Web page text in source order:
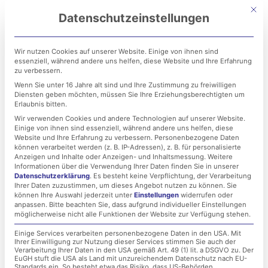
springen
Hacker: Alles was Sie
wissen müssen!
9. Januar 2023
Mit
Datenschutzeinstellungen
Wir nutzen Cookies auf unserer Website. Einige von ihnen sind
essenziell, während andere uns helfen, diese Website und Ihre Erfahrung
zu verbessern.
Wenn Sie unter 16 Jahre alt sind und Ihre Zustimmung zu freiwilligen
Diensten geben möchten, müssen Sie Ihre Erziehungsberechtigten um
Erlaubnis bitten.
Wir verwenden Cookies und andere Technologien auf unserer Website.
Einige von ihnen sind essenziell, während andere uns helfen, diese
Website und Ihre Erfahrung zu verbessern. Personenbezogene Daten
können verarbeitet werden (z. B. IP-Adressen), z. B. für personalisierte
Anzeigen und Inhalte oder Anzeigen- und Inhaltsmessung. Weitere
Informationen über die Verwendung Ihrer Daten finden Sie in unserer
Datenschutzerklärung. Es besteht keine Verpflichtung, der Verarbeitung
Ihrer Daten zuzustimmen, um dieses Angebot nutzen zu können. Sie
können Ihre Auswahl jederzeit unter Einstellungen widerrufen oder
anpassen. Bitte beachten Sie, dass aufgrund individueller Einstellungen
möglicherweise nicht alle Funktionen der Website zur Verfügung stehen.
Einige Services verarbeiten personenbezogene Daten in den USA. Mit
Ihrer Einwilligung zur Nutzung dieser Services stimmen Sie auch der
Verarbeitung Ihrer Daten in den USA gemäß Art. 49 (1) lit. a DSGVO zu. Der
EuGH stuft die USA als Land mit unzureichendem Datenschutz nach EU-